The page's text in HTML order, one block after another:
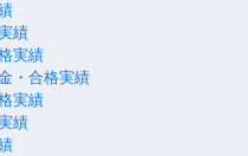
績
実績
・合格実績
実績
績